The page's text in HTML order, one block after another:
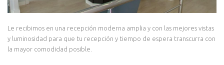
Le recibimos en una recepción moderna amplia y con las mejores vistas
y luminosidad para que tu recepción y tiempo de espera transcurra con
la mayor comodidad posible.